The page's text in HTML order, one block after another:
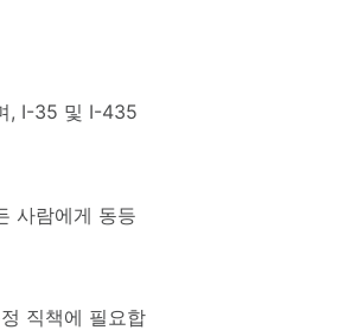
, I-35 및 I-435
사람에게 동등
직책에 필요합